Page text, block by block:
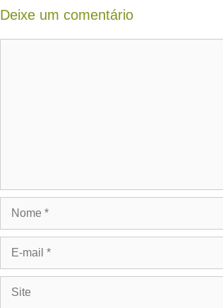
Deixe um comentário